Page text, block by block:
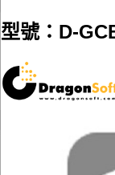
型號：D-